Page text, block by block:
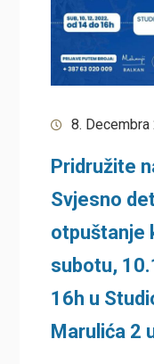
8. Decembra
Pridružite
Svjesno
otpuštanje
subotu,
16h u
Marulića 2